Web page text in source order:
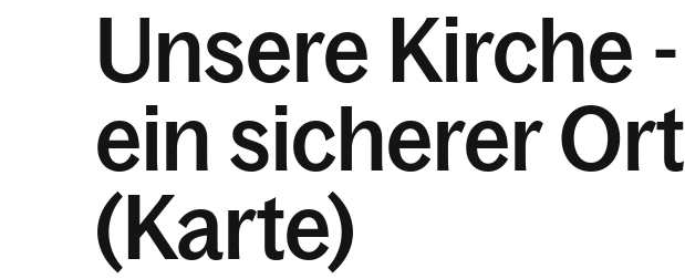
Unsere Kirche -
ein sicherer Ort
(Karte)